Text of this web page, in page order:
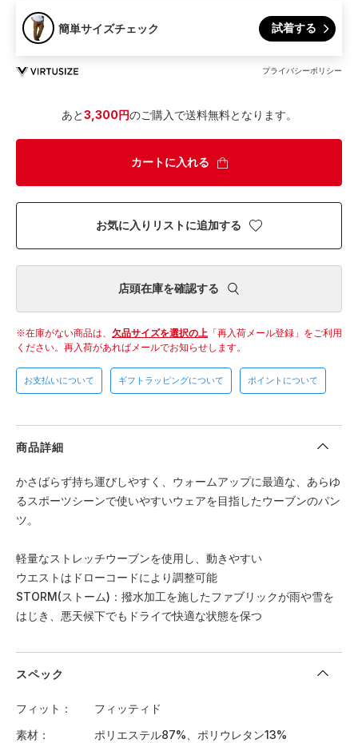
簡単サイズチェック 試着する
プライバシーポリシー
あと3,300円のご購入で送料無料となります。
カートに入れる
お気に入りリストに追加する
店頭在庫を確認する
在庫がない商品は、 欠品サイズを選択の上 「再入荷メール登録」をご利用
ください。 再入荷があればメールでお知らせします。
お支払いについて ギフトラッピングについて ポイントについて
商品詳細
かさばらず持ち運びしやすく、ウォームアップに最適な、あらゆ
るスポーツシーンで使いやすいウェアを目指したウーブンのパン
ツ。
軽量なストレッチウーブンを使用し、動きやすい
ウエストはドローコードにより調整可能
STORM(ストーム)：撥水加工を施したファブリックが雨や雪を
はじき、悪天候下でもドライで快適な状態を保つ
スペック
フィット
フィッティド
素材
ポリエステル87%、ポリウレタン13%